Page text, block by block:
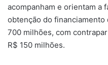
acompanham e orientam a
obtenção do financiamento
700 milhões, com
R$ 150 milhões.